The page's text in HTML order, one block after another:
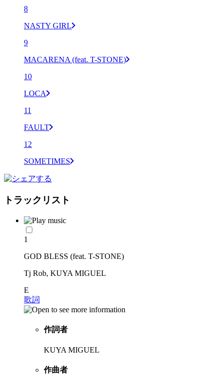
8
NASTY GIRL
9
MACARENA (feat. T-STONE)
10
LOCA
11
FAULT
12
SOMETIMES
トラックリスト
1
GOD BLESS (feat. T-STONE)
Tj Rob, KUYA MIGUEL
E
歌詞
作詞者
KUYA MIGUEL
作曲者